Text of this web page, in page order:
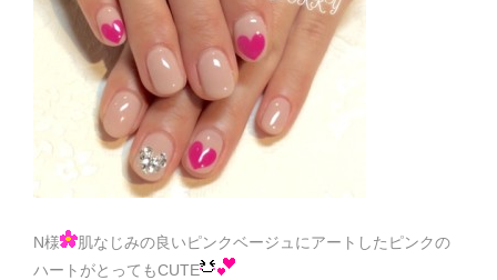
N様
肌なじみの良いピンクベージュにアートしたピンクの
ハートがとってもCUTE